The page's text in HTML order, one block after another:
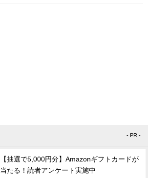
- PR -
【抽選で5,000円分】Amazonギフトカードが
当たる！読者アンケート実施中